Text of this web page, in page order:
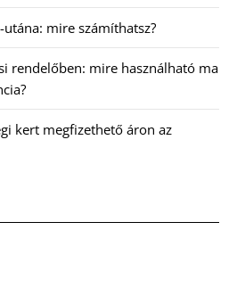
mire számíthatsz?
rendelőben: mire használható ma
kert megfizethető áron az